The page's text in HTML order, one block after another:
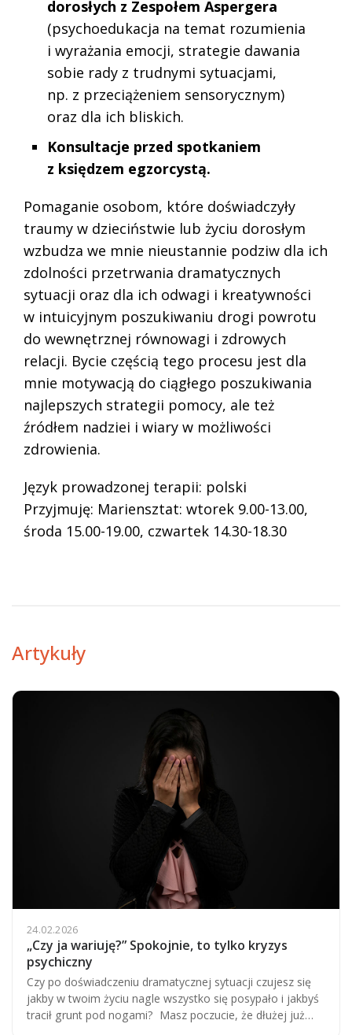
dorosłych z Zespołem Aspergera
(psychoedukacja na temat rozumienia
i wyrażania emocji, strategie dawania
sobie rady z trudnymi sytuacjami,
np. z przeciążeniem sensorycznym)
oraz dla ich bliskich.
Konsultacje przed spotkaniem
z księdzem egzorcystą.
Pomaganie osobom, które doświadczyły
traumy w dzieciństwie lub życiu dorosłym
wzbudza we mnie nieustannie podziw dla ich
zdolności przetrwania dramatycznych
sytuacji oraz dla ich odwagi i kreatywności
w intuicyjnym poszukiwaniu drogi powrotu
do wewnętrznej równowagi i zdrowych
relacji. Bycie częścią tego procesu jest dla
mnie motywacją do ciągłego poszukiwania
najlepszych strategii pomocy, ale też
źródłem nadziei i wiary w możliwości
zdrowienia.
Język prowadzonej terapii: polski
Przyjmuję: Mariensztat: wtorek 9.00-13.00,
środa 15.00-19.00, czwartek 14.30-18.30
Artykuły
24.02.2026
„Czy ja wariuję?” Spokojnie, to tylko kryzys
psychiczny
Czy po doświadczeniu dramatycznej sytuacji czujesz się
jakby w twoim życiu nagle wszystko się posypało i jakbyś
tracił grunt pod nogami? Masz poczucie, że dłużej już…